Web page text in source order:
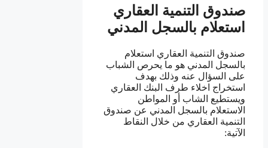
صندوق التنمية العقاري
استعلام بالسجل المدني
صندوق التنمية العقاري استعلام
بالسجل المدني هو ما يحرص الشباب
على السؤال عنه وذلك بهدف
استخراج اخلاء طرف البنك العقاري
ويستطيع الشاب أو المواطن
الاستعلام بالسجل المدني عن صندوق
التنمية العقاري من خلال النقاط
الآتية: